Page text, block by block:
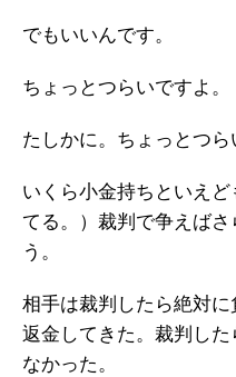
でもいいんです。
ちょっとつらいですよ。
たしかに。ちょっとつら
いくら小金持ちといえ
てる。）裁判で争えば
う。
相手は裁判したら絶対
返金してきた。裁判し
なかった。